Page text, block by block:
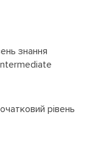
знання
рівень